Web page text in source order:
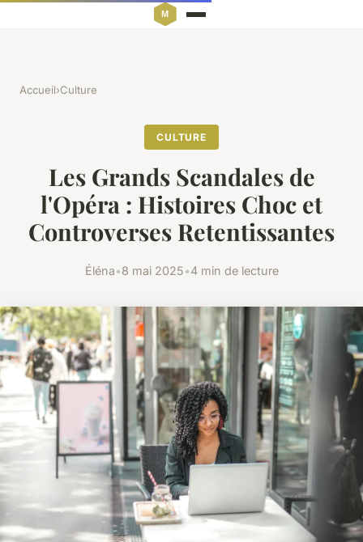
Accueil›Culture
CULTURE
Les Grands Scandales de
l'Opéra : Histoires Choc et
Controverses Retentissantes
Éléna•8 mai 2025•4 min de lecture